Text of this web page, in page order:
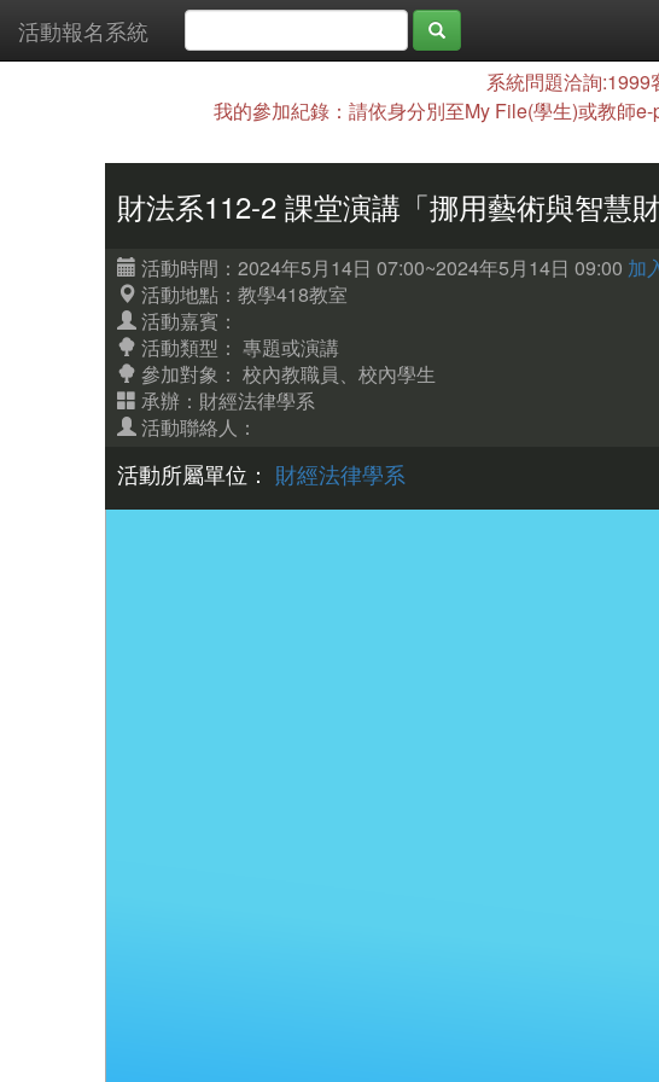
活動報名系統
系統問題洽詢
我的參加紀錄：請依身分別至My File(學生)或教師
財法系112-2 課堂演講「挪用藝術與智慧
活動時間：2024年5月14日 07:00~2024年5月14日 09:00 加
活動地點：教學418教室
活動嘉賓：
活動類型： 專題或演講
參加對象： 校內教職員、校內學生
承辦：財經法律學系
活動聯絡人：
活動所屬單位： 財經法律學系